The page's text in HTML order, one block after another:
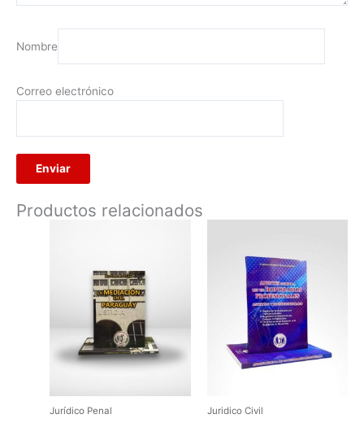
Nombre
Correo electrónico
Productos relacionados
Jurídico Penal Juridico Civil